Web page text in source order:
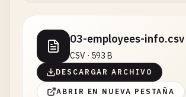
03-employees-info.csv
CSV · 593 B
DESCARGAR ARCHIVO
ABRIR EN NUEVA PESTAÑA